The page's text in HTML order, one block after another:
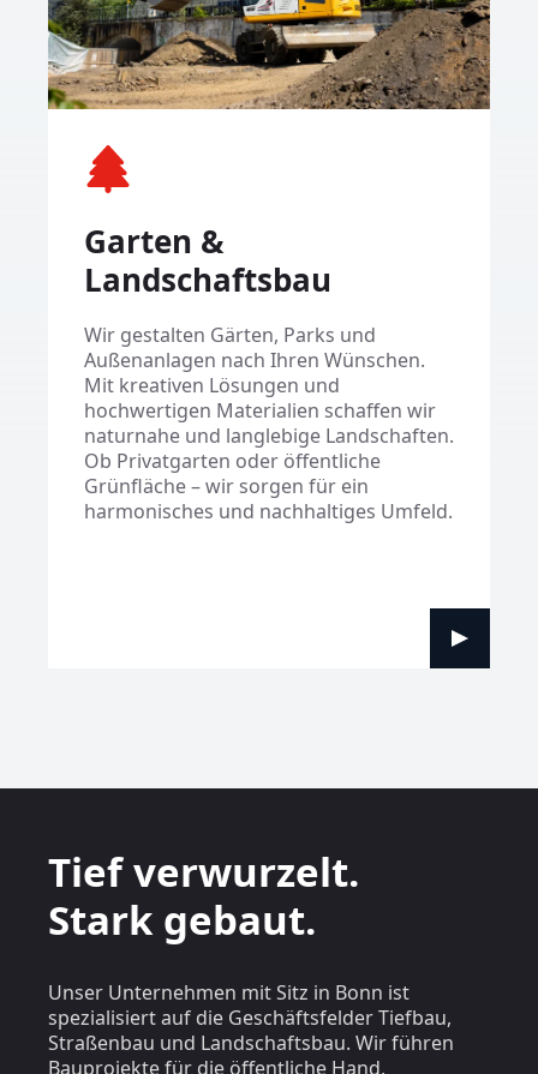
Garten &
Landschaftsbau
Wir gestalten Gärten, Parks und
Außenanlagen nach Ihren Wünschen.
Mit kreativen Lösungen und
hochwertigen Materialien schaffen wir
naturnahe und langlebige Landschaften.
Ob Privatgarten oder öffentliche
Grünfläche – wir sorgen für ein
harmonisches und nachhaltiges Umfeld.
Tief verwurzelt.
Stark gebaut.
Unser Unternehmen mit Sitz in Bonn ist
spezialisiert auf die Geschäftsfelder Tiefbau,
Straßenbau und Landschaftsbau. Wir führen
Bauprojekte für die öffentliche Hand,